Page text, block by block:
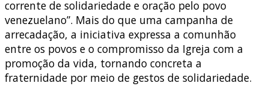
corrente de solidariedade e oração pelo povo
venezuelano”. Mais do que uma campanha de
arrecadação, a iniciativa expressa a comunhão
entre os povos e o compromisso da Igreja com a
promoção da vida, tornando concreta a
fraternidade por meio de gestos de solidariedade.